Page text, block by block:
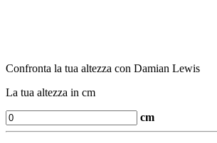
Confronta la tua altezza con Damian Lewis
La tua altezza in cm
cm